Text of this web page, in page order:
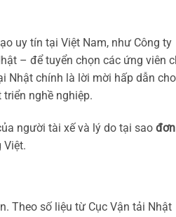
uy tín tại Việt Nam, như Công ty
– để tuyển chọn các ứng viên
Nhật chính là lời mời hấp dẫn cho
nghề nghiệp.
người tài xế và lý do tại sao đơn
Việt.
Theo số liệu từ Cục Vận tải Nhật